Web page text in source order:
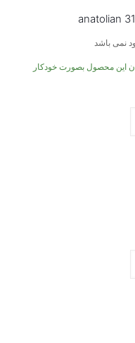
anatolian
نمی باشد
این محصول بصورت خودکار